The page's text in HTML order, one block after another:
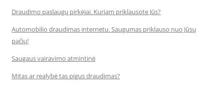
Draudimo paslaugų pirkėjai. Kuriam priklausote Jūs?
Automobilio draudimas internetu. Saugumas priklauso nuo Jūsų
pačių!
Saugaus vairavimo atmintinė
Mitas ar realybė tas pigus draudimas?